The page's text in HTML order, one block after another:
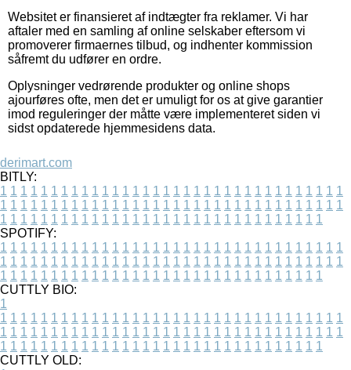
Websitet er finansieret af indtægter fra reklamer. Vi har
aftaler med en samling af online selskaber eftersom vi
promoverer firmaernes tilbud, og indhenter kommission
såfremt du udfører en ordre.
Oplysninger vedrørende produkter og online shops
ajourføres ofte, men det er umuligt for os at give garantier
imod reguleringer der måtte være implementeret siden vi
sidst opdaterede hjemmesidens data.
derimart.com
BITLY:
1 1 1 1 1 1 1 1 1 1 1 1 1 1 1 1 1 1 1 1 1 1 1 1 1 1 1 1 1 1 1 1 1 1
1 1 1 1 1 1 1 1 1 1 1 1 1 1 1 1 1 1 1 1 1 1 1 1 1 1 1 1 1 1 1 1 1 1
1 1 1 1 1 1 1 1 1 1 1 1 1 1 1 1 1 1 1 1 1 1 1 1 1 1 1 1 1 1 1 1
SPOTIFY:
1 1 1 1 1 1 1 1 1 1 1 1 1 1 1 1 1 1 1 1 1 1 1 1 1 1 1 1 1 1 1 1 1 1
1 1 1 1 1 1 1 1 1 1 1 1 1 1 1 1 1 1 1 1 1 1 1 1 1 1 1 1 1 1 1 1 1 1
1 1 1 1 1 1 1 1 1 1 1 1 1 1 1 1 1 1 1 1 1 1 1 1 1 1 1 1 1 1 1 1
CUTTLY BIO:
1
1 1 1 1 1 1 1 1 1 1 1 1 1 1 1 1 1 1 1 1 1 1 1 1 1 1 1 1 1 1 1 1 1 1
1 1 1 1 1 1 1 1 1 1 1 1 1 1 1 1 1 1 1 1 1 1 1 1 1 1 1 1 1 1 1 1 1 1
1 1 1 1 1 1 1 1 1 1 1 1 1 1 1 1 1 1 1 1 1 1 1 1 1 1 1 1 1 1 1 1
CUTTLY OLD: